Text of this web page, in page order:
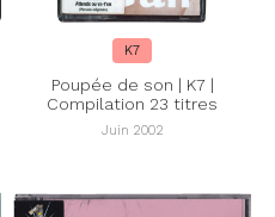
K7
Poupée de son | K7 |
Compilation 23 titres
Juin 2002